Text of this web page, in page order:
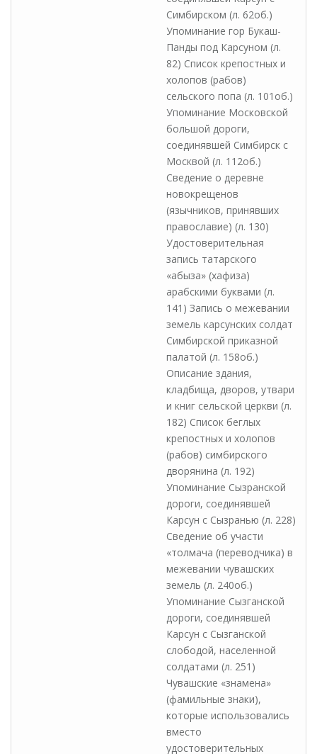
Симбирском (л. 62об.)
Упоминание гор Букаш-
Панды под Карсуном (л.
82) Список крепостных и
холопов (рабов)
сельского попа (л. 101об.)
Упоминание Московской
большой дороги,
соединявшей Симбирск с
Москвой (л. 112об.)
Сведение о деревне
новокрещенов
(язычников, принявших
православие) (л. 130)
Удостоверительная
запись татарского
«абыза» (хафиза)
арабскими буквами (л.
141) Запись о межевании
земель карсунских солдат
Симбирской приказной
палатой (л. 158об.)
Описание здания,
кладбища, дворов, утвари
и книг сельской церкви (л.
182) Список беглых
крепостных и холопов
(рабов) симбирского
дворянина (л. 192)
Упоминание Сызранской
дороги, соединявшей
Карсун с Сызранью (л. 228)
Сведение об участи
«толмача (переводчика) в
межевании чувашских
земель (л. 240об.)
Упоминание Сызганской
дороги, соединявшей
Карсун с Сызганской
слободой, населенной
солдатами (л. 251)
Чувашские «знамена»
(фамильные знаки),
которые использовались
вместо
удостоверительных